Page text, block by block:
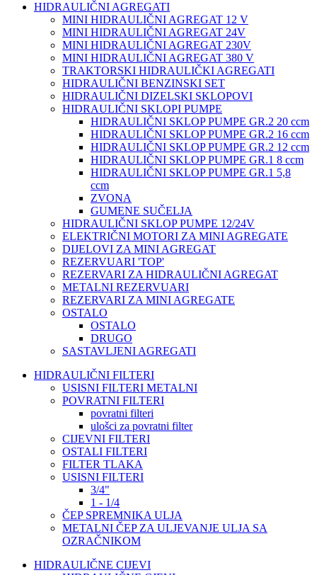
HIDRAULIČNI AGREGATI
MINI HIDRAULIČNI AGREGAT 12 V
MINI HIDRAULIČNI AGREGAT 24V
MINI HIDRAULIČNI AGREGAT 230V
MINI HIDRAULIČNI AGREGAT 380 V
TRAKTORSKI HIDRAULIČKI AGREGATI
HIDRAULIČNI BENZINSKI SET
HIDRAULIČNI DIZELSKI SKLOPOVI
HIDRAULIČNI SKLOPI PUMPE
HIDRAULIČNI SKLOP PUMPE GR.2 20 ccm
HIDRAULIČNI SKLOP PUMPE GR.2 16 ccm
HIDRAULIČNI SKLOP PUMPE GR.2 12 ccm
HIDRAULIČNI SKLOP PUMPE GR.1 8 ccm
HIDRAULIČNI SKLOP PUMPE GR.1 5,8
ccm
ZVONA
GUMENE SUČELJA
HIDRAULIČNI SKLOP PUMPE 12/24V
ELEKTRIČNI MOTORI ZA MINI AGREGATE
DIJELOVI ZA MINI AGREGAT
REZERVUARI 'TOP'
REZERVARI ZA HIDRAULIČNI AGREGAT
METALNI REZERVUARI
REZERVARI ZA MINI AGREGATE
OSTALO
OSTALO
DRUGO
SASTAVLJENI AGREGATI
HIDRAULIČNI FILTERI
USISNI FILTERI METALNI
POVRATNI FILTERI
povratni filteri
ulošci za povratni filter
CIJEVNI FILTERI
OSTALI FILTERI
FILTER TLAKA
USISNI FILTERI
3/4"
1 - 1/4
ČEP SPREMNIKA ULJA
METALNI ČEP ZA ULJEVANJE ULJA SA
OZRAČNIKOM
HIDRAULIČNE CIJEVI